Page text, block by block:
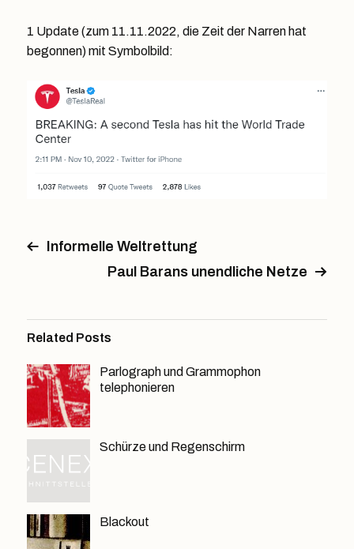
1 Update (zum 11.11.2022, die Zeit der Narren hat
begonnen) mit Symbolbild:
Informelle Weltrettung
Paul Barans unendliche Netze
Related Posts
Parlograph und Grammophon
telephonieren
Schürze und Regenschirm
Blackout